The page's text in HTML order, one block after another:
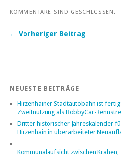
KOMMENTARE SIND GESCHLOSSEN.
← Vorheriger Beitrag
NEUESTE BEITRÄGE
Hirzenhainer Stadtautobahn ist fertig
Zweitnutzung als BobbyCar-
Dritter historischer Jahreskalender
Hirzenhain in überarbeiteter
Kommunalaufsicht zwischen Krähen,